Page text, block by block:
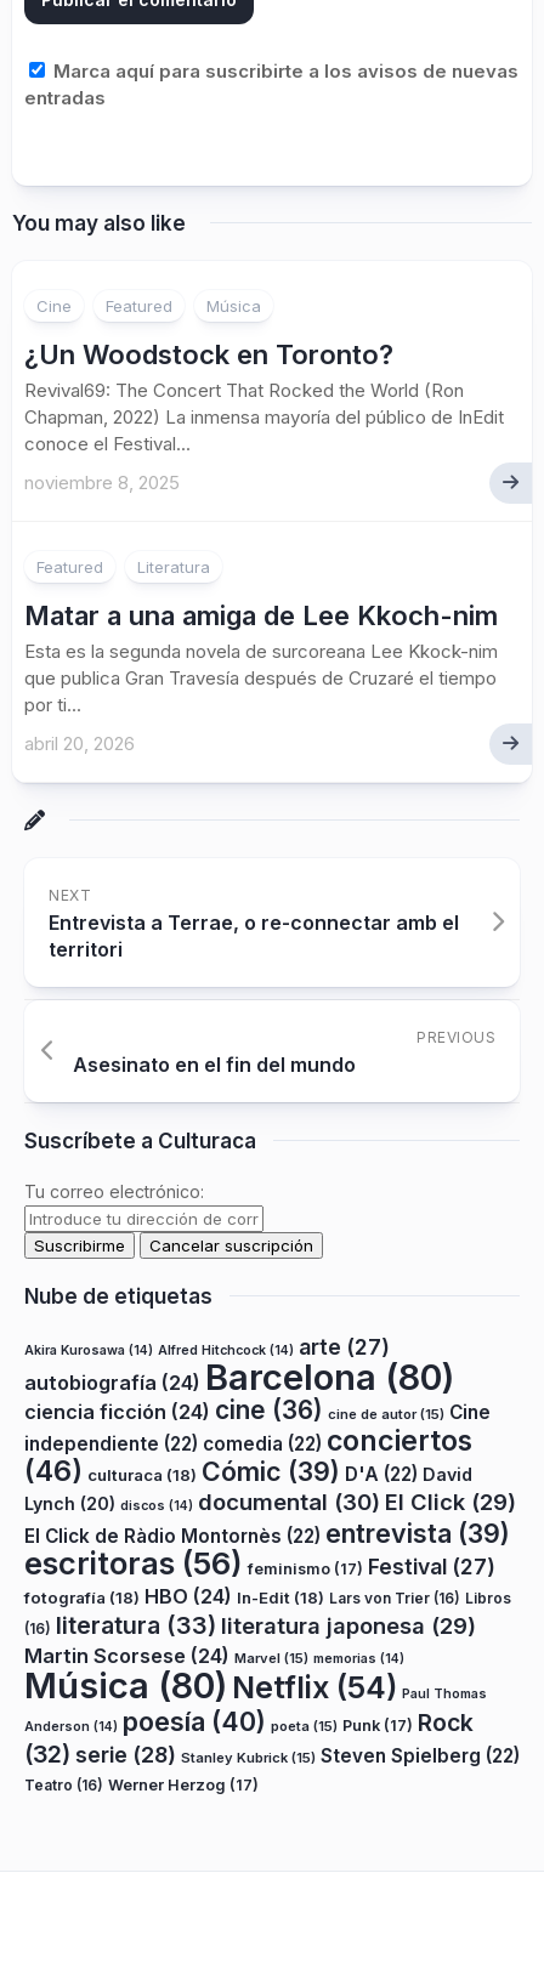
Marca aquí para suscribirte a los avisos de nuevas
entradas
You may also like
Cine Featured Música
¿Un Woodstock en Toronto?
Revival69: The Concert That Rocked the World (Ron
Chapman, 2022) La inmensa mayoría del público de InEdit
conoce el Festival...
noviembre 8, 2025
Featured Literatura
Matar a una amiga de Lee Kkoch-nim
Esta es la segunda novela de surcoreana Lee Kkock-nim
que publica Gran Travesía después de Cruzaré el tiempo
por ti...
abril 20, 2026
NEXT
Entrevista a Terrae, o re-connectar amb el
territori
PREVIOUS
Asesinato en el fin del mundo
Suscríbete a Culturaca
Tu correo electrónico:
Nube de etiquetas
Akira Kurosawa (14) Alfred Hitchcock (14) arte (27)
autobiografía (24) Barcelona (80)
ciencia ficción (24) cine (36) cine de autor(15) Cine
independiente (22) comedia (22) conciertos
(46) culturaca (18) Cómic (39) D'A (22) David
Lynch (20) discos (14) documental (30) El Click (29)
El Click de Ràdio Montornès (22) entrevista (39)
escritoras (56) feminismo (17) Festival (27)
fotografía (18) HBO (24) In-Edit (18) Lars von Trier (16) Libros
(16) literatura (33) literatura japonesa (29)
Martin Scorsese (24) Marvel (15) memorias (14)
Música (80) Netflix (54) Paul Thomas
Anderson (14) poesía (40) poeta (15) Punk (17) Rock
(32) serie (28) Stanley Kubrick (15) Steven Spielberg (22)
Teatro (16) Werner Herzog (17)